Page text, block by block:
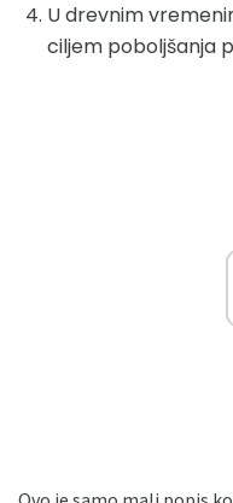
U drevnim
ciljem poboljšanja